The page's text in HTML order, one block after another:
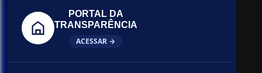
PORTAL DA
TRANSPARÊNCIA
ACESSAR →